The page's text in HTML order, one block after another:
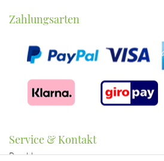
Zahlungsarten
Service & Kontakt
Bezahlung